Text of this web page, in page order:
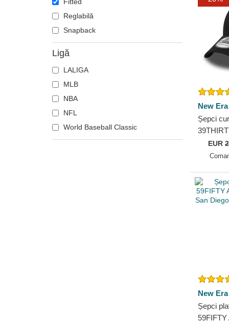
Los Angeles Dodgers
Los Angeles Lakers
Memphis Grizzlies
Miami Heat
Miami Marlins
Milwaukee Brewers
New York Mets
New York Yankees
Oakland Athletics
Reglabilă
Snapback
Ligă
LALIGA
MLB
NBA
NFL
World Baseball Classic
New Era
Șepci
YorkEUR
New Era
Șepci
59FIFTY